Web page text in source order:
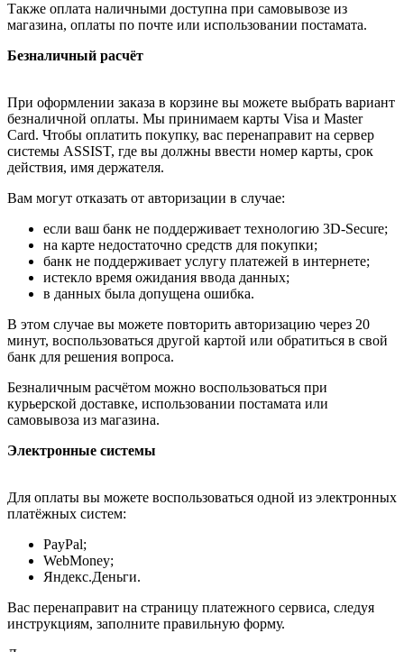
Также оплата наличными доступна при самовывозе из
магазина, оплаты по почте или использовании постамата.
Безналичный расчёт
При оформлении заказа в корзине вы можете выбрать вариант
безналичной оплаты. Мы принимаем карты Visa и Master
Card. Чтобы оплатить покупку, вас перенаправит на сервер
системы ASSIST, где вы должны ввести номер карты, срок
действия, имя держателя.
Вам могут отказать от авторизации в случае:
если ваш банк не поддерживает технологию 3D-Secure;
на карте недостаточно средств для покупки;
банк не поддерживает услугу платежей в интернете;
истекло время ожидания ввода данных;
в данных была допущена ошибка.
В этом случае вы можете повторить авторизацию через 20
минут, воспользоваться другой картой или обратиться в свой
банк для решения вопроса.
Безналичным расчётом можно воспользоваться при
курьерской доставке, использовании постамата или
самовывоза из магазина.
Электронные системы
Для оплаты вы можете воспользоваться одной из электронных
платёжных систем:
PayPal;
WebMoney;
Яндекс.Деньги.
Вас перенаправит на страницу платежного сервиса, следуя
инструкциям, заполните правильную форму.